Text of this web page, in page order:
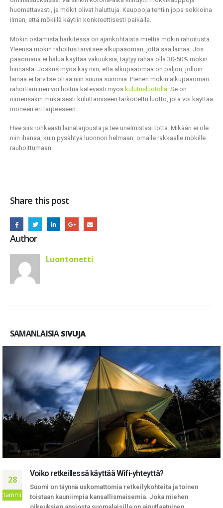
huomattavasti, ja mökit olivat haluttuja. Kauppoja tehtiin jopa sokkoina
ilman, että mökillä käytiin konkreettisesti paikalla.
Mökin ostamista harkitessa on ajankohtaista miettiä mökin rahoitusta.
Yleensä mökin rahoitus tarvitsee alkupääoman, jotta saa lainaa. Jos
pääomana ei halua käyttää vakuuksia, täytyy rahaa olla 30-50% mökin
hinnasta. Joskus myös käy niin, että alkupääomaa on paljon, jolloin
lainaa ei tarvitse ottaa niin suuria summia. Pienen mökin alkupääoman
rahoittaminen voi hoitua kätevästi myös kulutusluotolla . Se on
nimensäkin mukaisesti kuluttamiseen tarkoitettu luotto, jota voi käyttää
moneen eri tarpeeseen.
Hae siis rohkeasti lainatarjousta ja tee unelmistasi totta. Mikään ei ole
niin ihanaa, kuin pysähtyä luonnon helmaan, omalle rakkaalle mökille
rauhoittumaan.
Share this post
Author
Luontonetti
SAMANLAISIASIVUJA
23
touko
Virtuaalinen vehreys – Luonnon psykologiset
nettikasinoilla pelaamiseen
Nykypäivän rahapelimaailmasta löytyy tuhansia